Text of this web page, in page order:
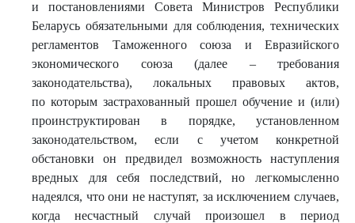
и постановлениями Совета Министров Республики
Беларусь обязательными для соблюдения, технических
регламентов Таможенного союза и Евразийского
экономического союза (далее – требования
законодательства), локальных правовых актов,
по которым застрахованный прошел обучение и (или)
проинструктирован в порядке, установленном
законодательством, если с учетом конкретной
обстановки он предвидел возможность наступления
вредных для себя последствий, но легкомысленно
надеялся, что они не наступят, за исключением случаев,
когда несчастный случай произошел в период